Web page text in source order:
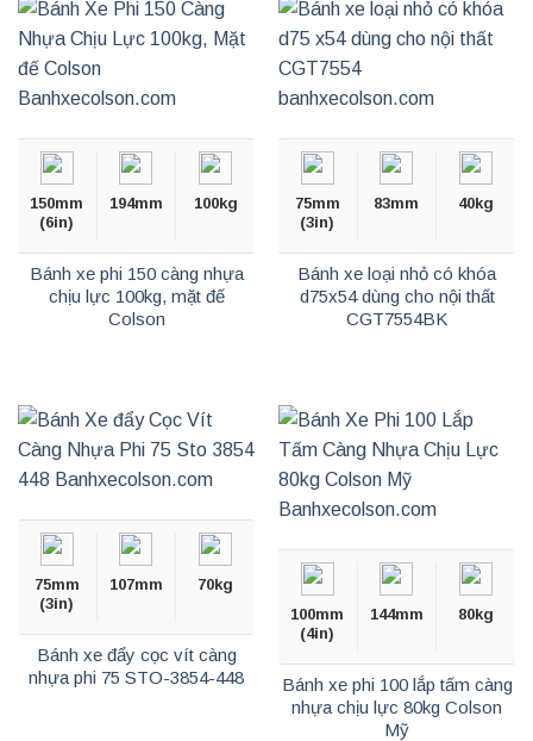
150mm
(6in)
194mm 100kg
Bánh xe phi 150 càng nhựa
chịu lực 100kg, mặt đế
Colson
75mm
(3in)
83mm 40kg
Bánh xe loại nhỏ có khóa
d75x54 dùng cho nội thất
CGT7554BK
75mm
(3in)
107mm 70kg
Bánh xe đẩy cọc vít càng
nhựa phi 75 STO-3854-448
100mm
(4in)
144mm 80kg
Bánh xe phi 100 lắp tấm càng
nhựa chịu lực 80kg Colson
Mỹ